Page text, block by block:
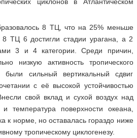
8 ТЦ, что на 25% меньше
8 ТЦ 6 достигли стадии урагана, а 2
3 и 4 категории. Среди причин,
низкую активность тропического
были сильный вертикальный сдвиг
с её высокой устойчивостью
свой вклад и сухой воздух над
и температура поверхности океана,
к норме, но оставалась гораздо ниже
тропическому циклогенезу.